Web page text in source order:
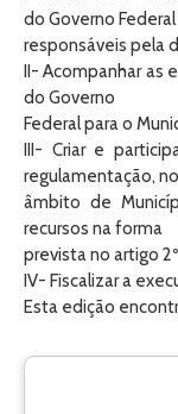
do Governo Federal
responsáveis pela
II- Acompanhar as
do Governo
Federal para o
III- Criar e
regulamentação, no
âmbito de
recursos na forma
prevista no artigo
IV- Fiscalizar a
Esta edição